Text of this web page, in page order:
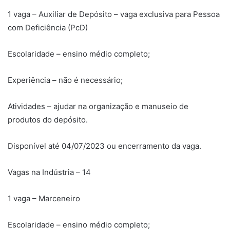
1 vaga – Auxiliar de Depósito – vaga exclusiva para Pessoa
com Deficiência (PcD)
Escolaridade – ensino médio completo;
Experiência – não é necessário;
Atividades – ajudar na organização e manuseio de
produtos do depósito.
Disponível até 04/07/2023 ou encerramento da vaga.
Vagas na Indústria – 14
1 vaga – Marceneiro
Escolaridade – ensino médio completo;